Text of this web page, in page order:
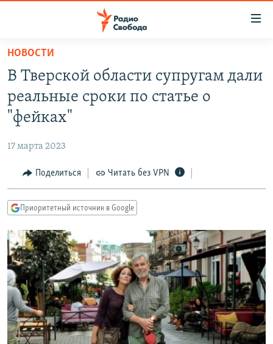
упрощенного
доступа
основному
Вернутся
Вернутся
поиску
ПОДКАСТЫ
АВТОРСКИЕ ПРОЕКТЫ
МНЕНИЯ
КУЛЬТУРА
КАВКАЗ.РЕАЛИИ
СЕВЕР.РЕАЛИИ
СИБИРЬ.РЕАЛИИ
РАСПИСАНИЕ ВЕЩАНИЯ
ПОДПИШИТЕСЬ НА РАССЫЛКУ
СОЦИАЛЬНЫЕ СЕТИ
НОВОСТИ
В Тверской области супругам дали
реальные сроки по статье о
"фейках"
17 марта 2023
Поделиться Читать без VPN
Приоритетный источник в Google